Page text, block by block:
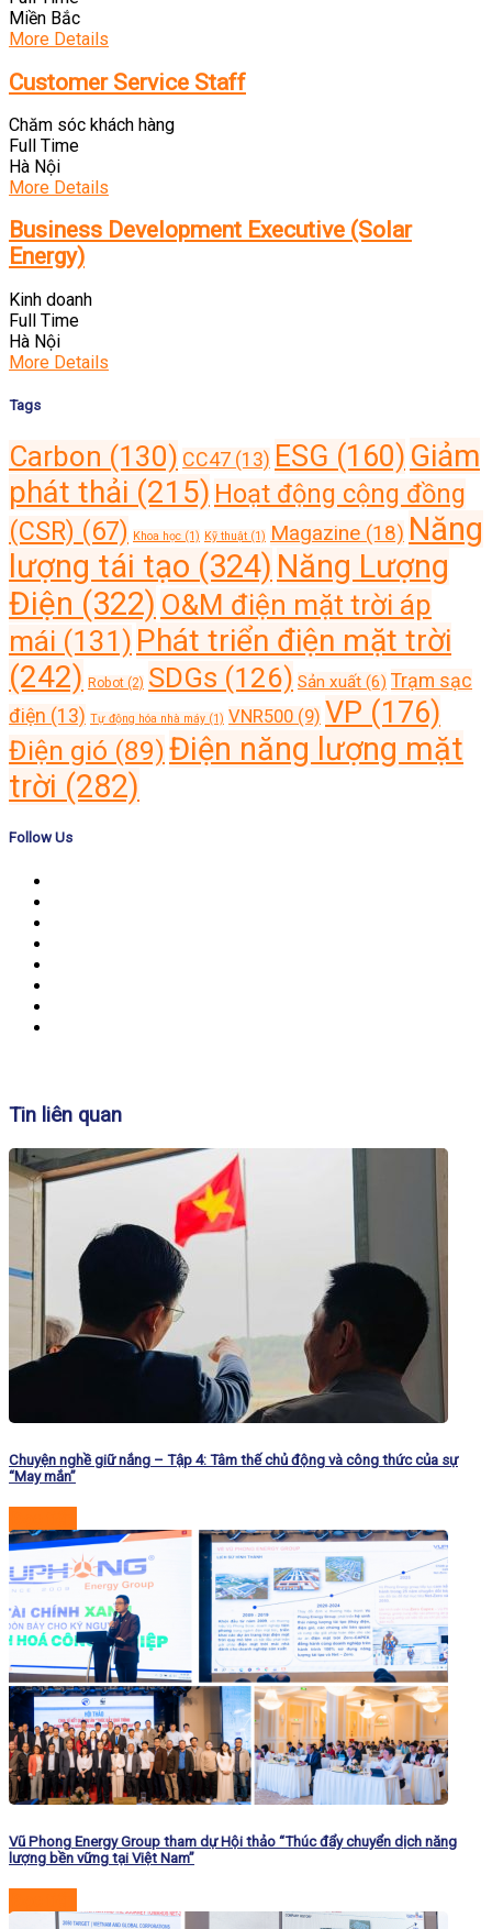
Miền Bắc
More Details
Customer Service Staff
Chăm sóc khách hàng
Full Time
Hà Nội
More Details
Business Development Executive (Solar
Energy)
Kinh doanh
Full Time
Hà Nội
More Details
Tags
Carbon (130) CC47 (13) ESG (160) Giảm
phát thải (215) Hoạt động cộng đồng
(CSR) (67) Khoa học (1) Kỹ thuật (1) Magazine (18) Năng
lượng tái tạo (324) Năng Lượng
Điện (322) O&M điện mặt trời áp
mái (131) Phát triển điện mặt trời
(242) Robot (2) SDGs (126) Sản xuất (6) Trạm sạc
điện (13) Tự động hóa nhà máy (1) VNR500 (9) VP (176)
Điện gió (89)Điện năng lượng mặt
trời (282)
Follow Us
Tin liên quan
Chuyện nghề giữ nắng – Tập 4: Tâm thế chủ động và công thức của sự
“May mắn”
Vũ Phong Energy Group tham dự Hội thảo “Thúc đẩy chuyển dịch năng
lượng bền vững tại Việt Nam”